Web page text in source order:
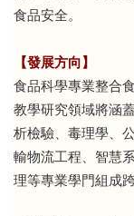
食品安全。
【發展方向】
食品科學專業整合
教學研究領域將涵
析檢驗、毒理學、
輸物流工程、智慧
理等專業學門組成